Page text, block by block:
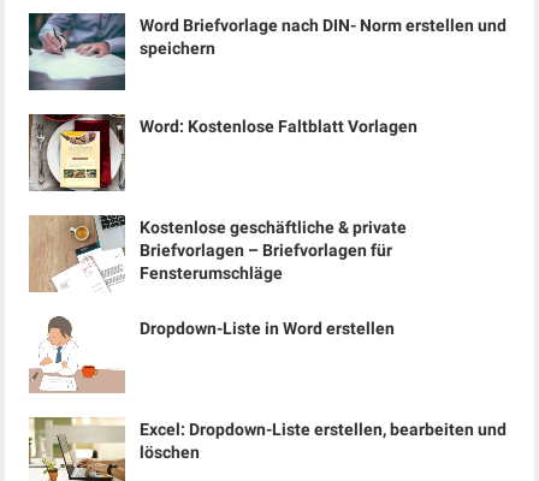
Word Briefvorlage nach DIN- Norm erstellen und
speichern
Word: Kostenlose Faltblatt Vorlagen
Kostenlose geschäftliche & private
Briefvorlagen – Briefvorlagen für
Fensterumschläge
Dropdown-Liste in Word erstellen
Excel: Dropdown-Liste erstellen, bearbeiten und
löschen